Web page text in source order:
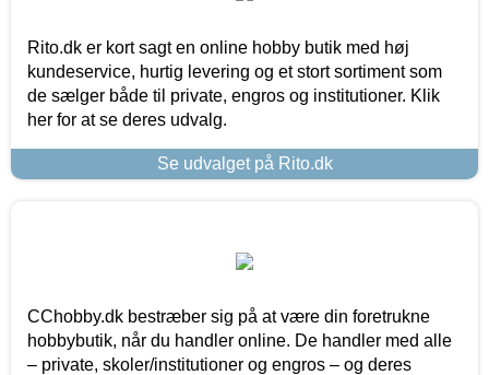
Rito.dk er kort sagt en online hobby butik med høj
kundeservice, hurtig levering og et stort sortiment som
de sælger både til private, engros og institutioner. Klik
her for at se deres udvalg.
Se udvalget på Rito.dk
CChobby.dk bestræber sig på at være din foretrukne
hobbybutik, når du handler online. De handler med alle
– private, skoler/institutioner og engros – og deres